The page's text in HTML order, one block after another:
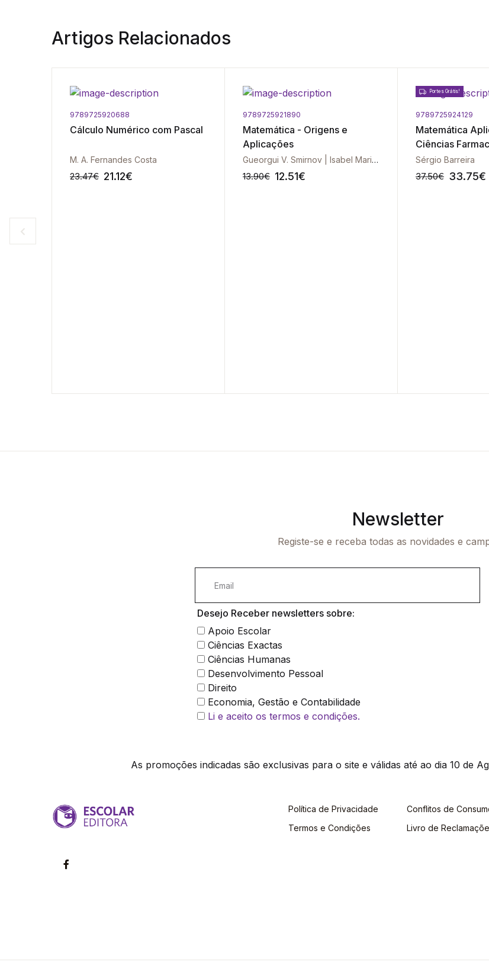
Artigos Relacionados
9789725920688
Cálculo Numérico com Pascal
M. A. Fernandes Costa
23.47€ 21.12€
9789725921890
Matemática - Origens e
Aplicações
Gueorgui V. Smirnov | Isabel Maria de Oliveira Rodrigues
13.90€ 12.51€
Portes Grátis!
9789725924129
Matemática
Ciências
Excel - Vol. I
Sérgio Barreira
37.50€ 33.75€
Newsletter
Registe-se e receba todas as novidades e
Desejo Receber newsletters sobre:
Apoio Escolar
Ciências Exactas
Ciências Humanas
Desenvolvimento Pessoal
Direito
Economia, Gestão e Contabilidade
Li e aceito os termos e condições.
As promoções indicadas são exclusivas para o site e válidas até ao dia 10 de
Política de Privacidade
Termos e Condições
Conflitos de
Livro de